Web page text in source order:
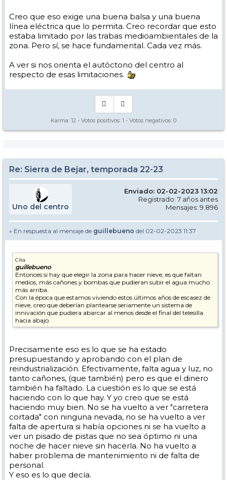
Creo que eso exige una buena balsa y una buena
línea eléctrica que lo permita. Creo recordar que esto
estaba limitado por las trabas medioambientales de la
zona. Pero sí, se hace fundamental. Cada vez más.
A ver si nos orienta el autóctono del centro al
respecto de esas limitaciones.
Karma: 12 - Votos positivos: 1 - Votos negativos: 0
Re: Sierra de Bejar, temporada 22-23
Uno del centro
Enviado: 02-02-2023 13:02
Registrado: 7 años antes
Mensajes: 9.896
» En respuesta al mensaje de guillebueno del 02-02-2023 11:37
Cita
guillebueno
Entonces si hay que elegir la zona para hacer nieve, es que faltan
medios, más cañones y bombas que pudieran subir el agua mucho
más arriba.
Con la época que estamos viviendo estos últimos años de escasez de
nieve, creo que deberían plantearse seriamente un sistema de
innivación que pudiera abarcar al menos desde el final del telesilla
hacia abajo.
Precisamente eso es lo que se ha estado
presupuestando y aprobando con el plan de
reindustrialización. Efectivamente, falta agua y luz, no
tanto cañones, (que también) pero es que el dinero
también ha faltado. La cuestión es lo que se está
haciendo con lo que hay. Y yo creo que se está
haciendo muy bien. No se ha vuelto a ver "carretera
cortada" con ninguna nevada, no se ha vuelto a ver
falta de apertura si había opciones ni se ha vuelto a
ver un pisado de pistas que no sea óptimo ni una
noche de hacer nieve sin hacerla. No ha vuelto a
haber problema de mantenimiento ni de falta de
personal.
Y eso es lo que decía.